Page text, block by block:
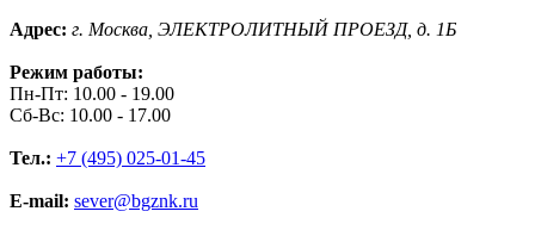
Адрес: г. Москва, ЭЛЕКТРОЛИТНЫЙ ПРОЕЗД, д. 1Б
Режим работы:
Пн-Пт: 10.00 - 19.00
Сб-Вс: 10.00 - 17.00
Тел.: +7 (495) 025-01-45
E-mail: sever@bgznk.ru